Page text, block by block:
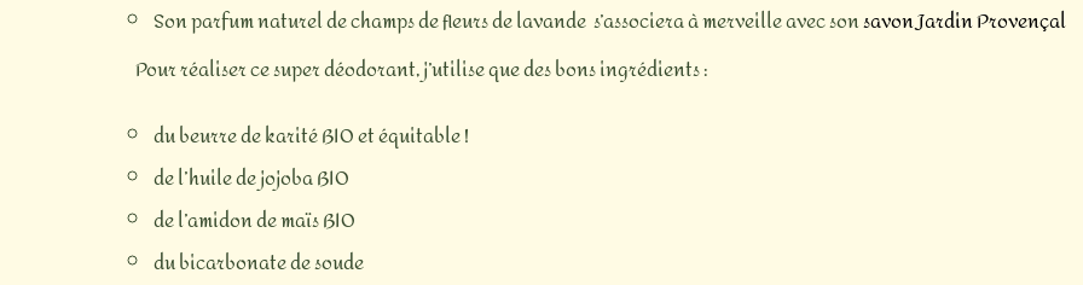
Son parfum naturel de champs de fleurs de lavande s’associera à merveille avec sonsavon Jardin Provençal
Pour réaliser ce super déodorant, j’utilise que des bons ingrédients :
du beurre de karité BIO et équitable !
de l’huile de jojoba BIO
de l’amidon de maïs BIO
du bicarbonate de soude